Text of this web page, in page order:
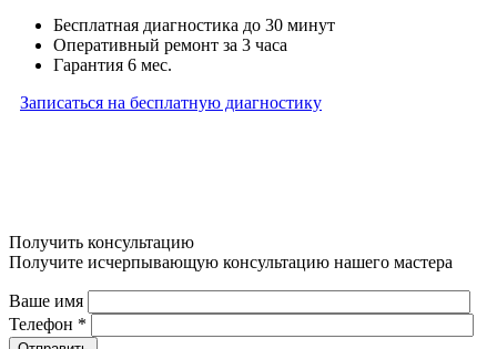
Бесплатная диагностика до 30 минут
Оперативный ремонт за 3 часа
Гарантия 6 мес.
Записаться на бесплатную диагностику
Получить консультацию
Получите исчерпывающую консультацию нашего мастера
Ваше имя
Телефон *